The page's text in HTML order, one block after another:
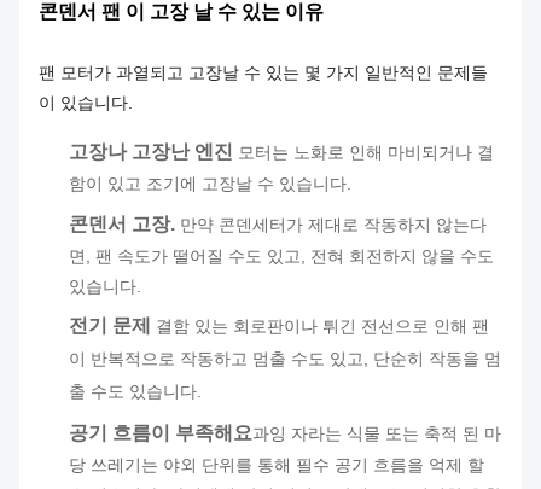
콘덴서 팬 이 고장 날 수 있는 이유
팬 모터가 과열되고 고장날 수 있는 몇 가지 일반적인 문제들
이 있습니다.
고장나 고장난 엔진 모터는 노화로 인해 마비되거나 결
함이 있고 조기에 고장날 수 있습니다.
콘덴서 고장. 만약 콘덴세터가 제대로 작동하지 않는다
면, 팬 속도가 떨어질 수도 있고, 전혀 회전하지 않을 수도
있습니다.
전기 문제
결함 있는 회로판이나 튀긴 전선으로 인해 팬
이 반복적으로 작동하고 멈출 수도 있고, 단순히 작동을 멈
출 수도 있습니다.
공기 흐름이 부족해요과잉 자라는 식물 또는 축적 된 마
당 쓰레기는 야외 단위를 통해 필수 공기 흐름을 억제 할